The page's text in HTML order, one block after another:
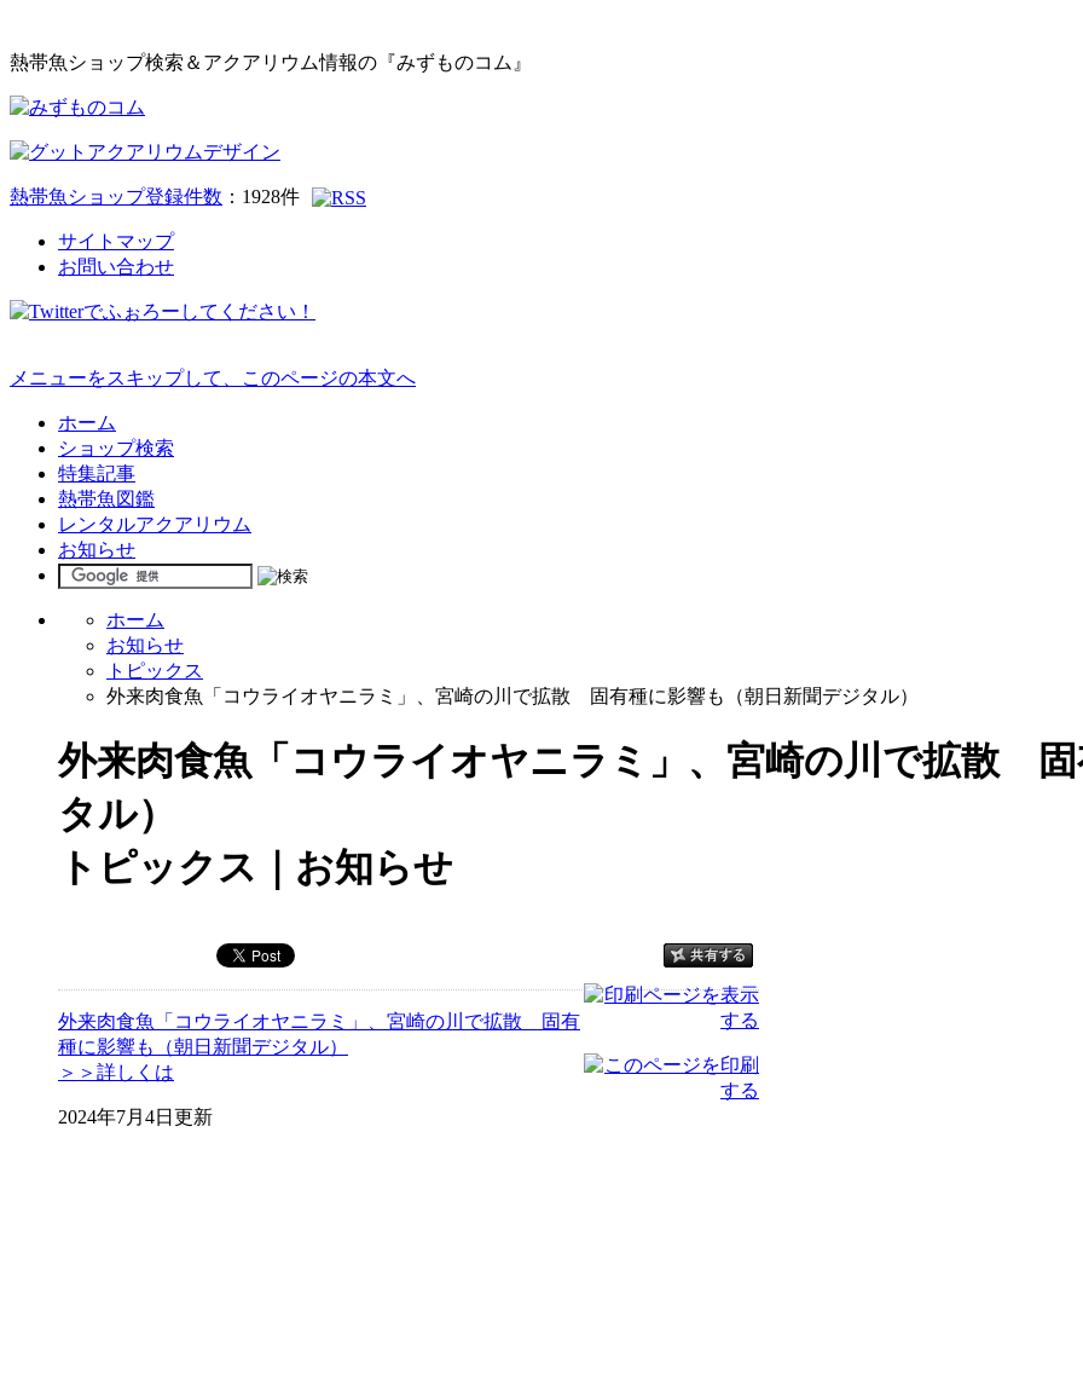
熱帯魚ショップ検索＆アクアリウム情報の『みずものコム』
熱帯魚ショップ登録件数 ： 1928件
サイトマップ
お問い合わせ
メニューをスキップして、このページの本文へ
ホーム
ショップ検索
特集記事
熱帯魚図鑑
レンタルアクアリウム
お知らせ
ホーム
お知らせ
トピックス
外来肉食魚「コウライオヤニラミ」、宮崎の川で拡散 固有種に影響も（朝日新聞デジタル）
外来肉食魚「コウライオヤニラミ」、宮崎の川で拡散
タル）
トピックス｜お知らせ
外来肉食魚「コウライオヤニラミ」、宮崎の川で拡散 固有
種に影響も（朝日新聞デジタル）
＞＞詳しくは
2024年7月4日更新